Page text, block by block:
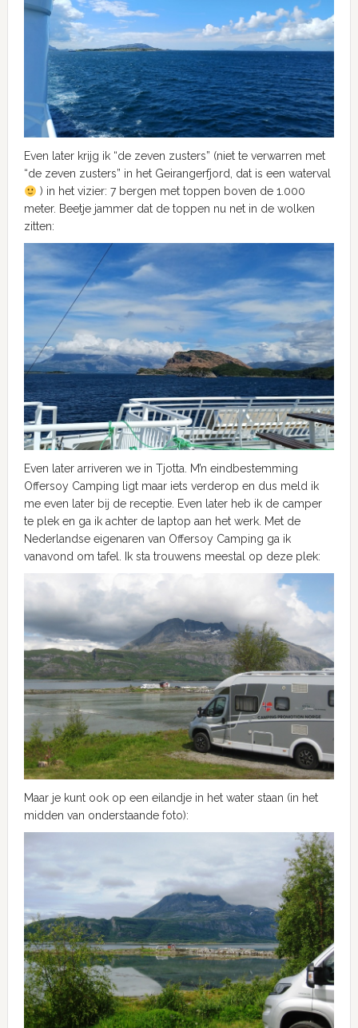
Even later krijg ik “de zeven zusters” (niet te verwarren met
“de zeven zusters” in het Geirangerfjord, dat is een waterval
) in het vizier: 7 bergen met toppen boven de 1.000
meter. Beetje jammer dat de toppen nu net in de wolken
zitten:
Even later arriveren we in Tjotta. M’n eindbestemming
Offersoy Camping ligt maar iets verderop en dus meld ik
me even later bij de receptie. Even later heb ik de camper
te plek en ga ik achter de laptop aan het werk. Met de
Nederlandse eigenaren van Offersoy Camping ga ik
vanavond om tafel. Ik sta trouwens meestal op deze plek:
Maar je kunt ook op een eilandje in het water staan (in het
midden van onderstaande foto):